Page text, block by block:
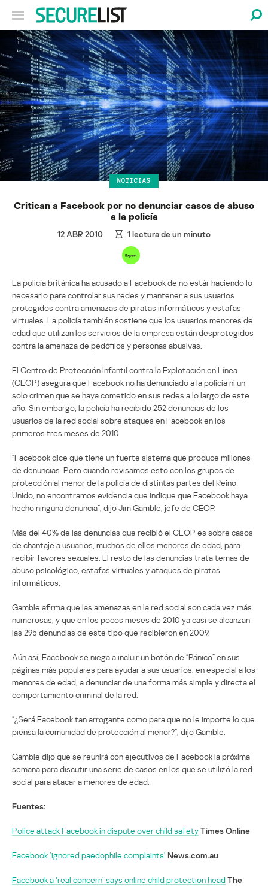
NOTICIAS
Critican a Facebook por no denunciar casos de abuso
a la policía
12 ABR 2010 1 lectura de un minuto
La policía británica ha acusado a Facebook de no estár haciendo lo
necesario para controlar sus redes y mantener a sus usuarios
protegidos contra amenazas de piratas informáticos y estafas
virtuales. La policía también sostiene que los usuarios menores de
edad que utilizan los servicios de la empresa están desprotegidos
contra la amenaza de pedófilos y personas abusivas.
El Centro de Protección Infantil contra la Explotación en Línea
(CEOP) asegura que Facebook no ha denunciado a la policía ni un
solo crimen que se haya cometido en sus redes a lo largo de este
año. Sin embargo, la policía ha recibido 252 denuncias de los
usuarios de la red social sobre ataques en Facebook en los
primeros tres meses de 2010.
“Facebook dice que tiene un fuerte sistema que produce millones
de denuncias. Pero cuando revisamos esto con los grupos de
protección al menor de la policía de distintas partes del Reino
Unido, no encontramos evidencia que indique que Facebook haya
hecho ninguna denuncia”, dijo Jim Gamble, jefe de CEOP.
Más del 40% de las denuncias que recibió el CEOP es sobre casos
de chantaje a usuarios, muchos de ellos menores de edad, para
recibir favores sexuales. El resto de las denuncias trata temas de
abuso psicológico, estafas virtuales y ataques de piratas
informáticos.
Gamble afirma que las amenazas en la red social son cada vez más
numerosas, y que en los pocos meses de 2010 ya casi se alcanzan
las 295 denuncias de este tipo que recibieron en 2009.
Aún así, Facebook se niega a incluir un botón de “Pánico” en sus
páginas más populares para ayudar a sus usuarios, en especial a los
menores de edad, a denunciar de una forma más simple y directa el
comportamiento criminal de la red.
“¿Será Facebook tan arrogante como para que no le importe lo que
piensa la comunidad de protección al menor?”, dijo Gamble.
Gamble dijo que se reunirá con ejecutivos de Facebook la próxima
semana para discutir una serie de casos en los que se utilizó la red
social para atacar a menores de edad.
Fuentes:
Police attack Facebook in dispute over child safetyTimes Online
Facebook ‘ignored paedophile complaints’ News.com.au
Facebook a ‘real concern’ says online child protection headThe